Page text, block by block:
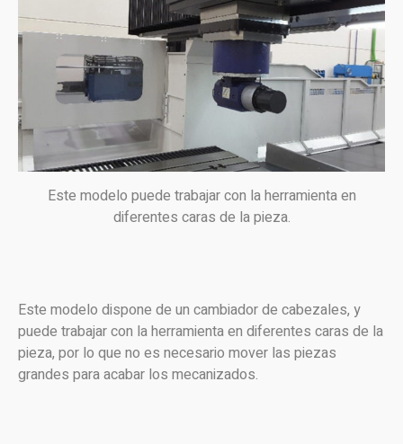
Este modelo puede trabajar con la herramienta en
diferentes caras de la pieza.
Este modelo dispone de un cambiador de cabezales, y
puede trabajar con la herramienta en diferentes caras de la
pieza, por lo que no es necesario mover las piezas
grandes para acabar los mecanizados.